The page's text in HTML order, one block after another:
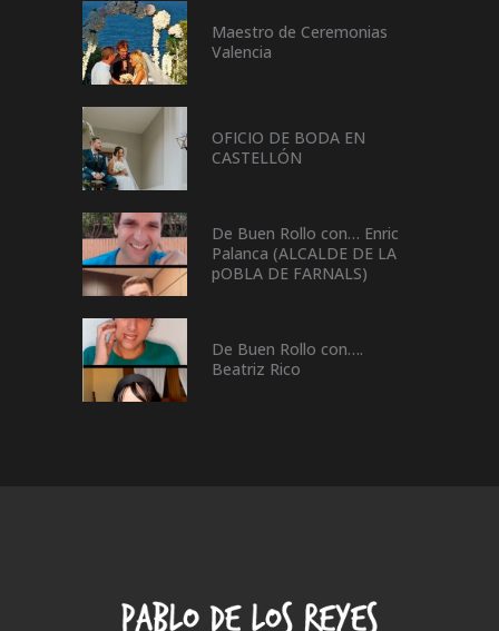
Maestro de Ceremonias
Valencia
OFICIO DE BODA EN
CASTELLÓN
De Buen Rollo con… Enric
Palanca (ALCALDE DE LA
pOBLA DE FARNALS)
De Buen Rollo con….
Beatriz Rico